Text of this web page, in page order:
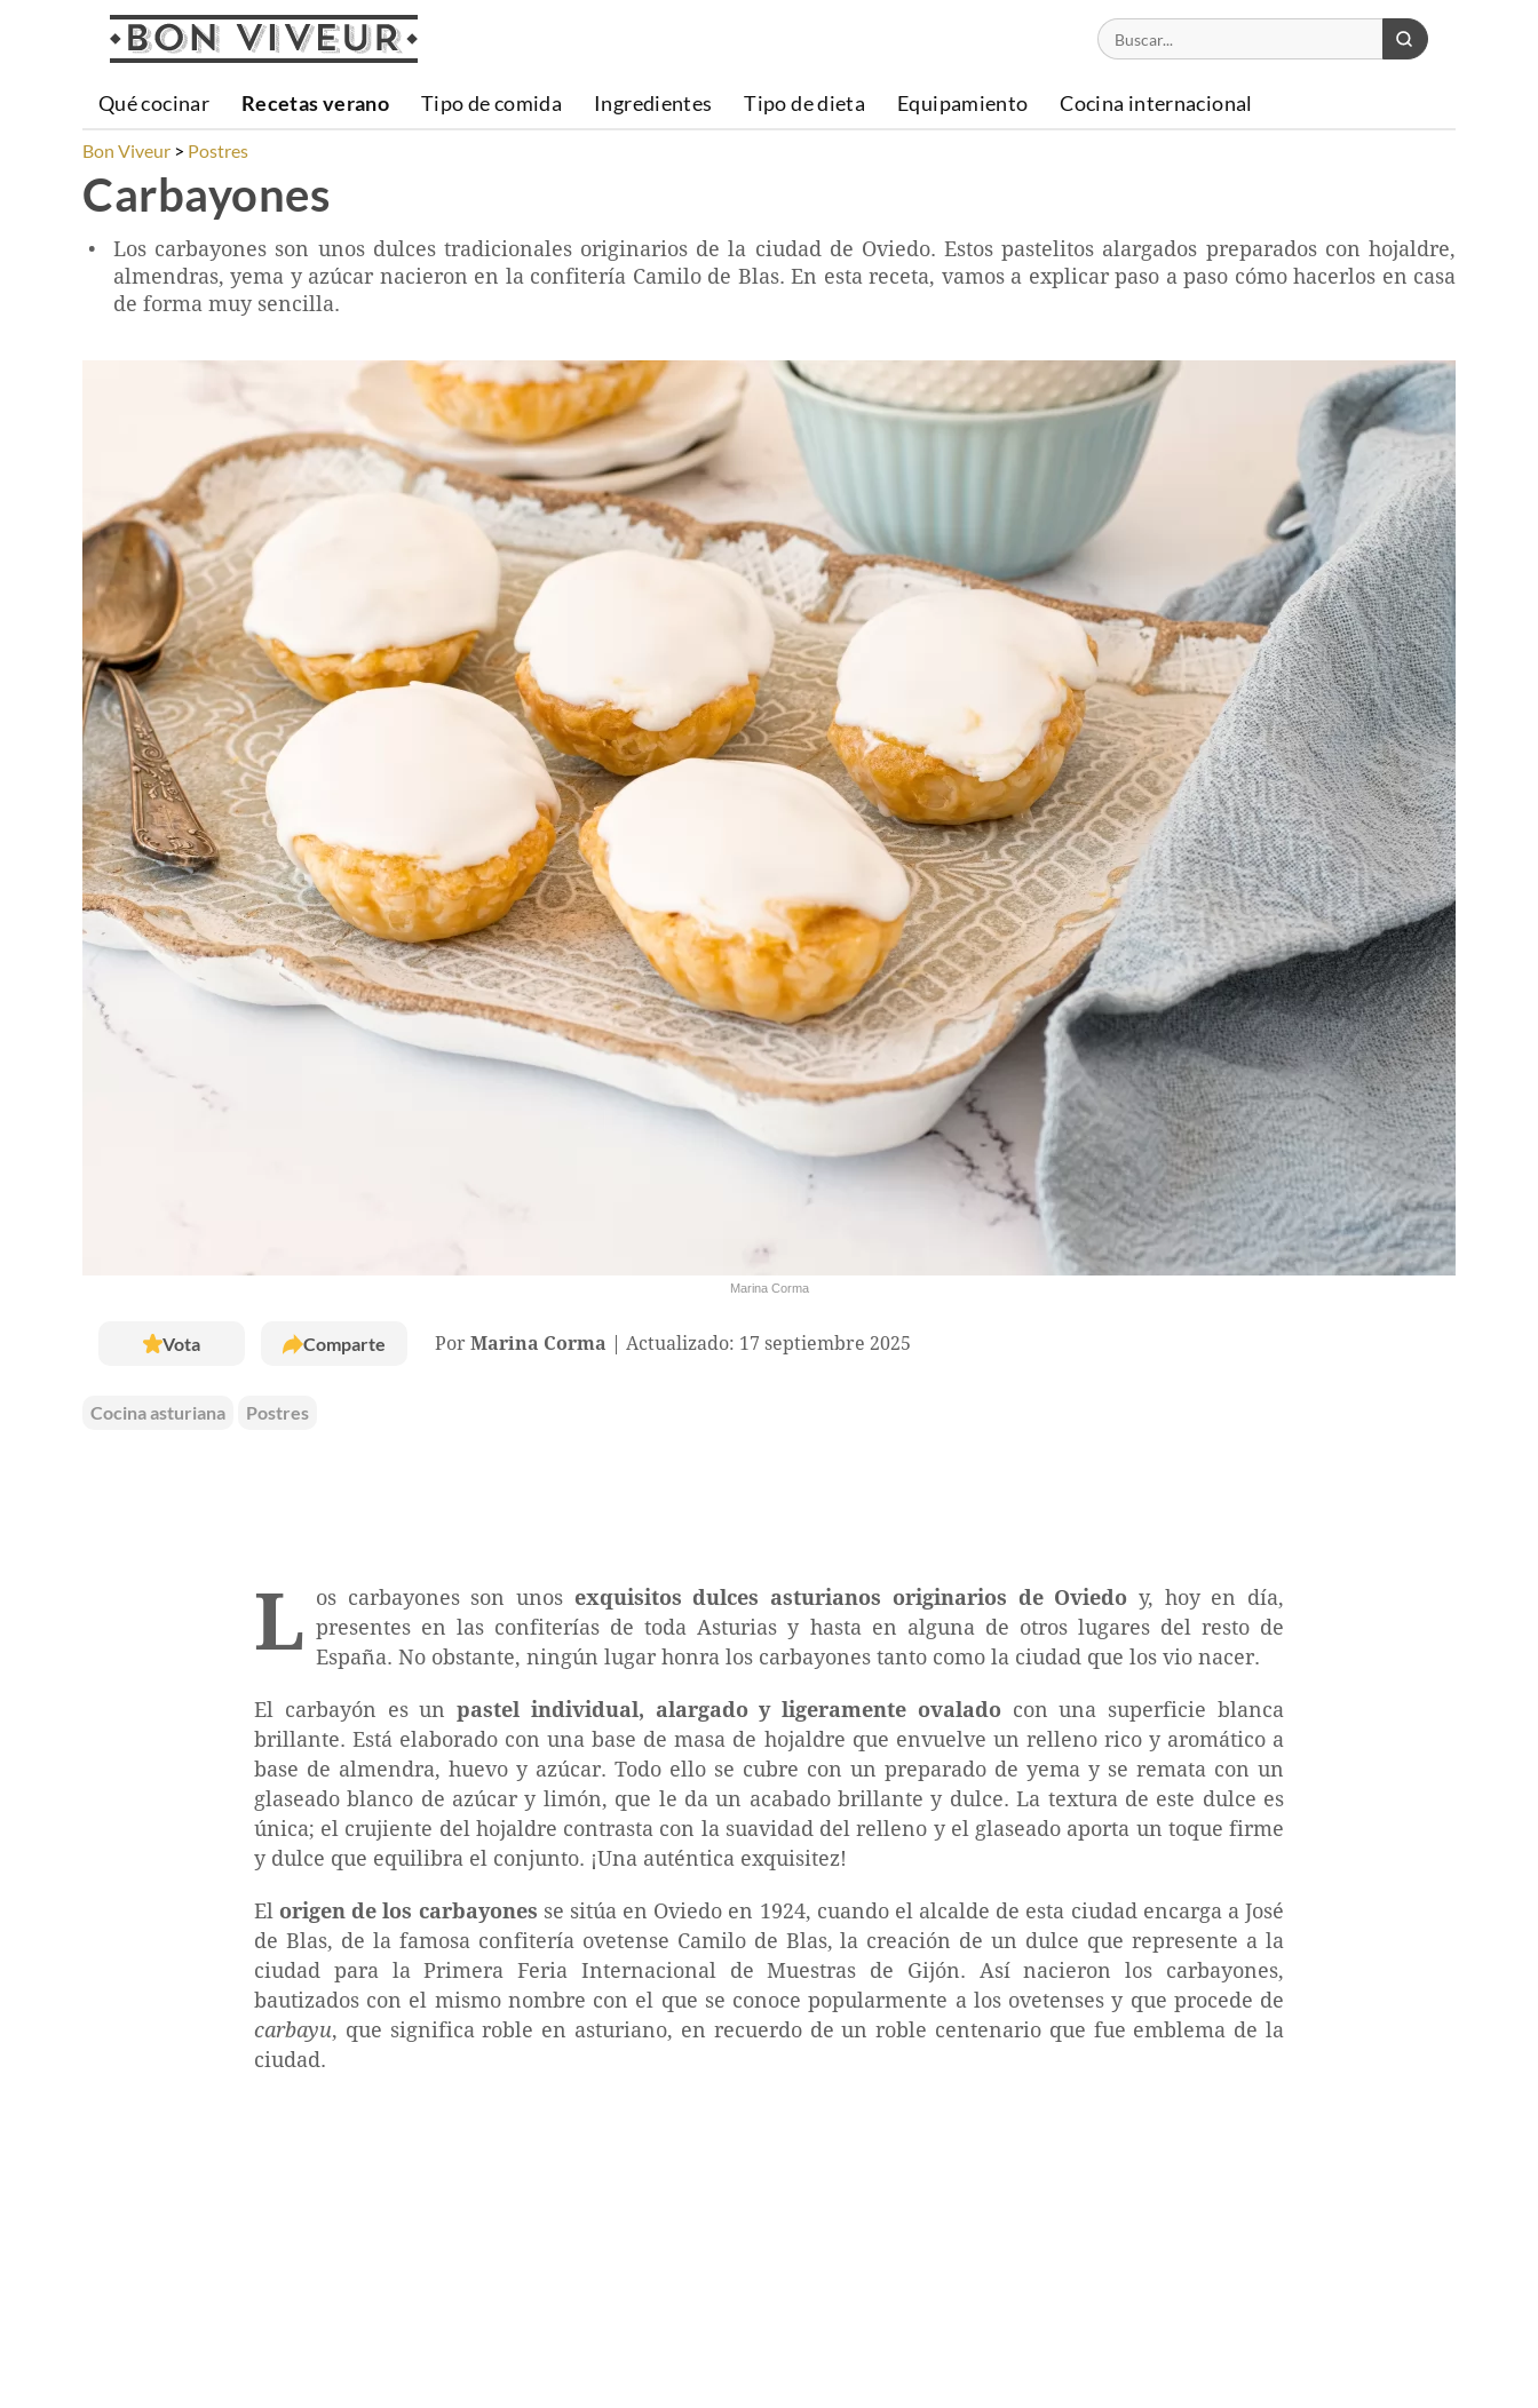
Qué cocinar Recetas verano Tipo de comida Ingredientes Tipo de dieta Equipamiento Cocina internacional
Bon Viveur Postres
Carbayones
Marina Corma
Los carbayones son unos dulces tradicionales originarios de la ciudad de Oviedo. Estos pastelitos alargados preparados con hojaldre,
almendras, yema y azúcar nacieron en la confitería Camilo de Blas. En esta receta, vamos a explicar paso a paso cómo hacerlos en casa
de forma muy sencilla.
Vota Comparte Por Marina Corma Actualizado: 17 septiembre 2025
Cocina asturiana Postres
L os carbayones son unos exquisitos dulces asturianos originarios de Oviedo y, hoy en día,
presentes en las confiterías de toda Asturias y hasta en alguna de otros lugares del resto de
España. No obstante, ningún lugar honra los carbayones tanto como la ciudad que los vio nacer.
El carbayón es unpastel individual, alargado y ligeramente ovaladocon una superficie blanca
brillante. Está elaborado con una base de masa de hojaldre que envuelve un relleno rico y aromático a
base de almendra, huevo y azúcar. Todo ello se cubre con un preparado de yema y se remata con un
glaseado blanco de azúcar y limón, que le da un acabado brillante y dulce. La textura de este dulce es
única; el crujiente del hojaldre contrasta con la suavidad del relleno y el glaseado aporta un toque firme
y dulce que equilibra el conjunto. ¡Una auténtica exquisitez!
El origen de los carbayones se sitúa en Oviedo en 1924, cuando el alcalde de esta ciudad encarga a José
de Blas, de la famosa confitería ovetense Camilo de Blas, la creación de un dulce que represente a la
ciudad para la Primera Feria Internacional de Muestras de Gijón. Así nacieron los carbayones,
bautizados con el mismo nombre con el que se conoce popularmente a los ovetenses y que procede de
carbayu, que significa roble en asturiano, en recuerdo de un roble centenario que fue emblema de la
ciudad.